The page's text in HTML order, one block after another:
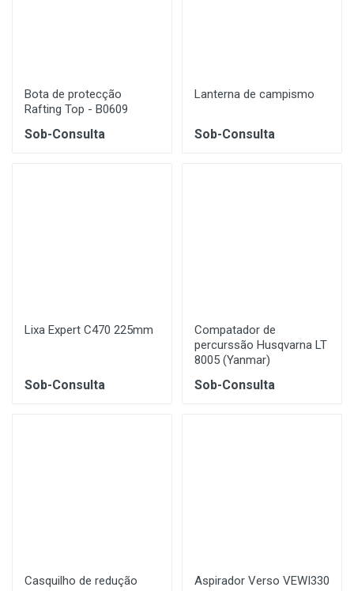
Bota de protecção
Rafting Top - B0609
Sob-Consulta
Lanterna de campismo
Sob-Consulta
Lixa Expert C470 225mm
Sob-Consulta
Compatador de
percurssão Husqvarna LT
8005 (Yanmar)
Sob-Consulta
Casquilho de redução
Aspirador Verso VEWI330